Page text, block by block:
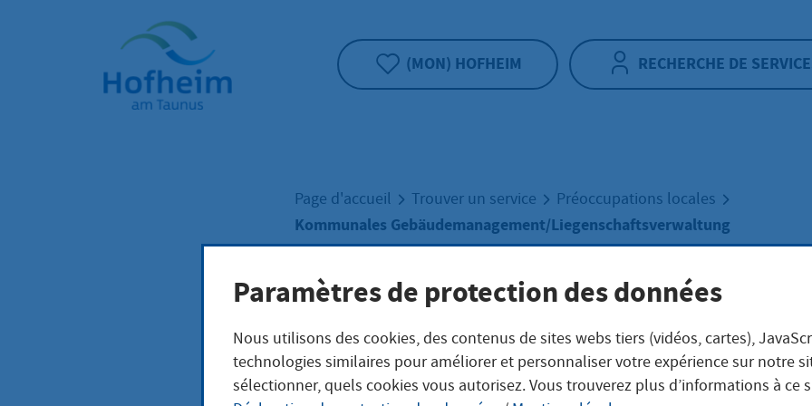
Accueil"
(MON) HOFHEIM RECHERCHE DE
Page d'accueil Trouver un service Préoccupations locales
Kommunales Gebäudemanagement/Liegenschaftsverwaltung
Kommunales
Paramètres de protection des données
Nous utilisons des cookies, des contenus de sites webs tiers (vidéos, cartes),
technologies similaires pour améliorer et personnaliser votre expérience sur notre
sélectionner, quels cookies vous autorisez. Vous trouverez plus d’informations à ce